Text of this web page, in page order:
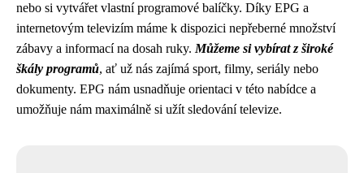
nebo si vytvářet vlastní programové balíčky. Díky EPG a
internetovým televizím máme k dispozici nepřeberné množství
zábavy a informací na dosah ruky. Můžeme si vybírat z široké
škály programů, ať už nás zajímá sport, filmy, seriály nebo
dokumenty. EPG nám usnadňuje orientaci v této nabídce a
umožňuje nám maximálně si užít sledování televize.